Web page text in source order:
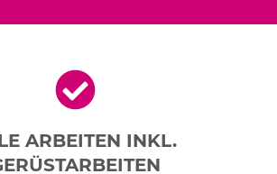
ARBEITEN INKL.